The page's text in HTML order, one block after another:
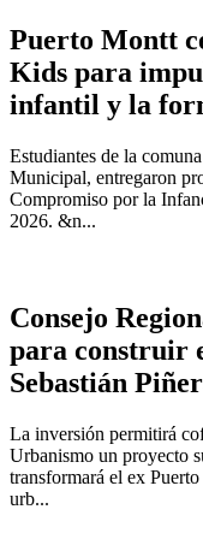
Puerto Montt
Kids para
infantil y la
Estudiantes de la
Municipal, entregaron
Compromiso por la
2026. &n...
Consejo
para construir
Sebastián
La inversión permitirá
Urbanismo un proyecto
transformará el ex
urb...